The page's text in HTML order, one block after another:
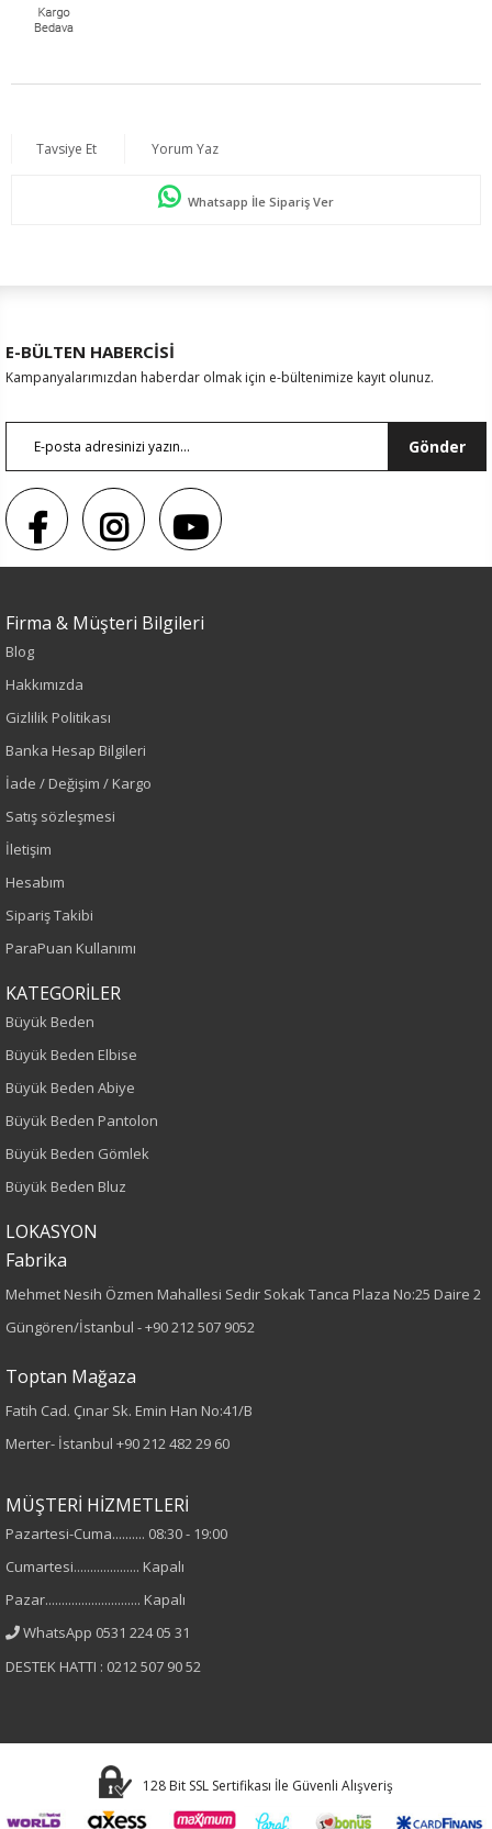
Renk
Sezon
Yaş Grubu
Yetişkin
Kalıp
Boy
Kumaş Tipi
Dokuma
Desen
Kumaş
%15 Keten
%85 Viskon
Gömlek Yaka
Cinsiyet
Kadın
Kol Tipi
Astar Durumu
Astarsız
Tavsiye Et Yorum Yaz
Whatsapp İle Sipariş Ver
E-BÜLTEN HABERCİSİ
Kampanyalarımızdan haberdar olmak için e-bültenimize kayıt olunuz.
Gönder
Firma & Müşteri Bilgileri
Blog
Hakkımızda
Gizlilik Politikası
Banka Hesap Bilgileri
İade / Değişim / Kargo
Satış sözleşmesi
İletişim
Hesabım
Sipariş Takibi
ParaPuan Kullanımı
KATEGORİLER
Büyük Beden
Büyük Beden Elbise
Büyük Beden Abiye
Büyük Beden Pantolon
Büyük Beden Gömlek
Büyük Beden Bluz
LOKASYON
Fabrika
Mehmet Nesih Özmen Mahallesi Sedir Sokak Tanca Plaza No:25 Daire 2
Güngören/İstanbul -+90 212 507 9052
Toptan Mağaza
Fatih Cad. Çınar Sk. Emin Han No:41/B
Merter- İstanbul +90 212 482 29 60
MÜŞTERİ HİZMETLERİ
Pazartesi-Cuma.......... 08:30 - 19:00
Cumartesi.................... Kapalı
Pazar............................. Kapalı
WhatsApp 0531 224 05 31
DESTEK HATTI : 0212 507 90 52
128 Bit SSL Sertifikası İle Güvenli Alışveriş